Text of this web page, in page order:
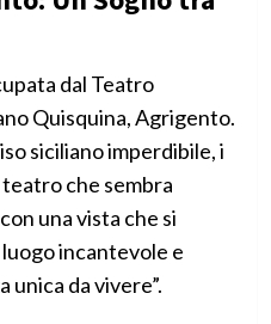
dal Teatro
Quisquina, Agrigento.
siciliano imperdibile, i
che sembra
una vista che si
incantevole e
unica da vivere”.